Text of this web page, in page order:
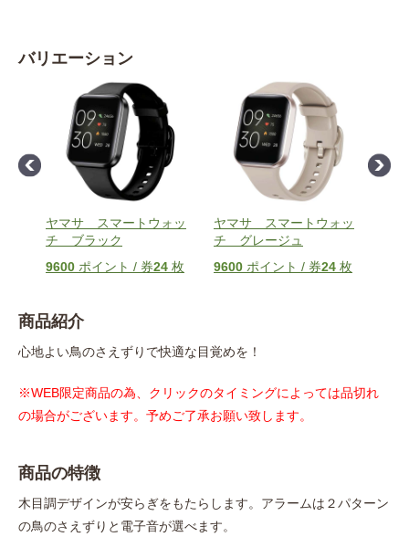
バリエーション
ヤマサ スマートウォッ
チ ブラック
9600 ポイント / 券24 枚
ヤマサ スマートウォッ
チ グレージュ
9600 ポイント / 券24 枚
商品紹介
心地よい鳥のさえずりで快適な目覚めを！
※WEB限定商品の為、クリックのタイミングによっては品切れ
の場合がございます。予めご了承お願い致します。
商品の特徴
木目調デザインが安らぎをもたらします。アラームは２パターン
の鳥のさえずりと電子音が選べます。